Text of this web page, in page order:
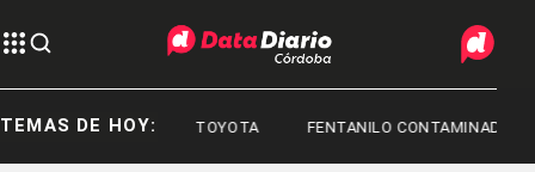
TEMAS DE HOY: TOYOTA FENTANILO CONTAMINADO